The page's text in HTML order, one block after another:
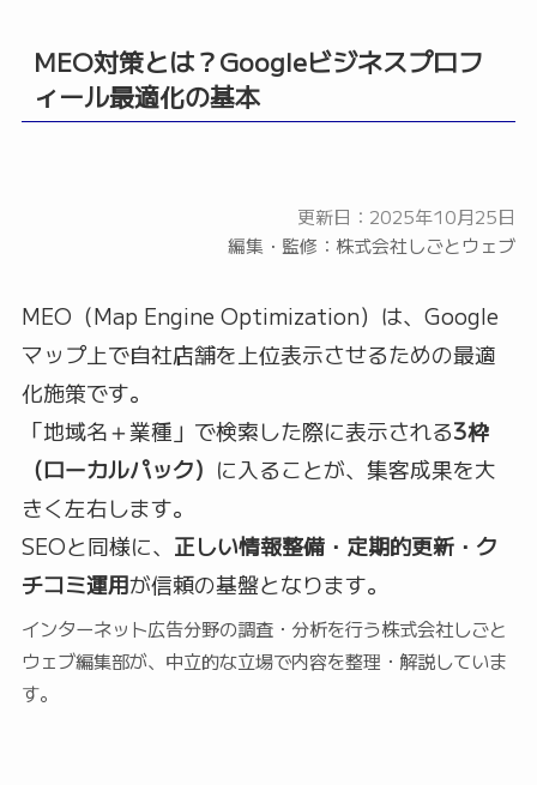
MEO対策とは？Googleビジネスプロフ
ィール最適化の基本
更新日：2025年10月25日
編集・監修：株式会社しごとウェブ
MEO（Map Engine Optimization）は、Google
マップ上で自社店舗を上位表示させるための最適
化施策です。
「地域名＋業種」で検索した際に表示される3枠
（ローカルパック） に入ることが、集客成果を大
きく左右します。
SEOと同様に、 正しい情報整備・定期的更新・ク
チコミ運用が信頼の基盤となります。
インターネット広告分野の調査・分析を行う株式会社しごと
ウェブ編集部が、中立的な立場で内容を整理・解説していま
す。